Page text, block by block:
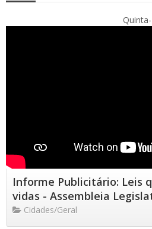
Informe Publicitário: Leis
vidas - Assembleia
Cidades/Geral